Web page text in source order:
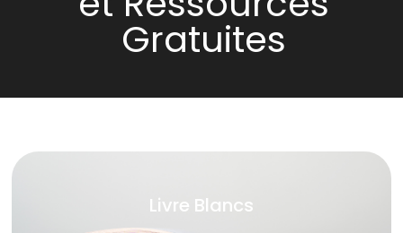
Gratuites
Livre Blancs